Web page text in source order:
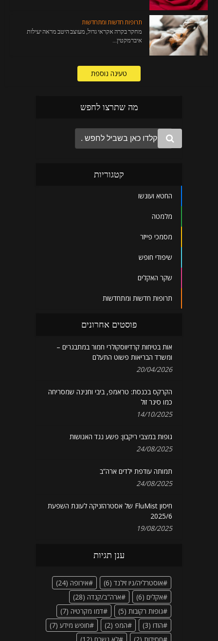
תרופות חדשות ומתחדשות
מחקר בקרה אקראי גדול, מעוצב היטב מראה יעילות
איברמקטין...
טעינה נוספת
מה שתרצו לחפש
קטגוריות
החטא ועונשו
מלמטה
מסמכי פייזר
שיפודי חופש
שקר האקלים
תרופות חדשות ומתחדשות
פוסטים אחרונים
אות בטיחות קרדיווסקולרי חמור במתבגרים –
ומשרד הבריאות פשוט התעלם
20/04/2026
הקרקס בכנסת: טראמפ, ביבי וחנינה שמסריחה
כמו סיגר זול
14/10/2025
גופות במצבי ריקבון: פשע נגד האנושות
24/08/2025
תמותה עודפת ילדים ארה”ב
24/08/2025
חיסון FluMist של אסטרהזניקה לעונת השפעת
2025/6
19/08/2025
ענן תגיות
אוסטרליה/ניו זילנד (6) אירופה (24)
אקלים (6) ארה"ב/קנדה (28)
גופות רקובות (5) דמו מקרטיה (7)
הודו (3) המפ (2) חופש מידע (7)
חסידות (2) לא נשכח (12)